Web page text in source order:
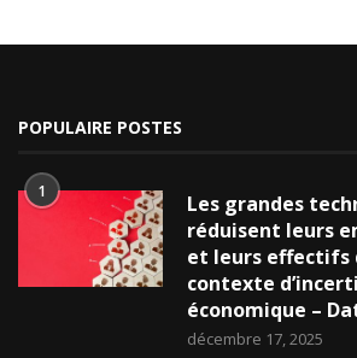
POPULAIRE POSTES
1
Les grandes
réduisent leurs
et leurs effectifs
contexte
économique –
décembre 17, 2025